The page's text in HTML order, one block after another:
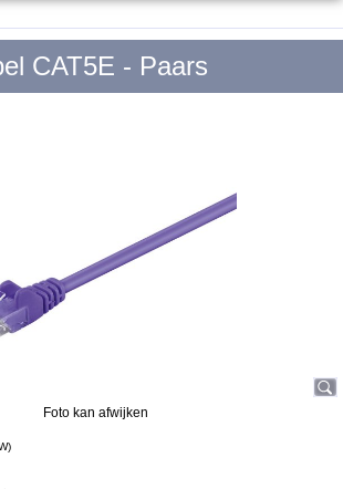
CAT5E - Paars
Foto kan afwijken